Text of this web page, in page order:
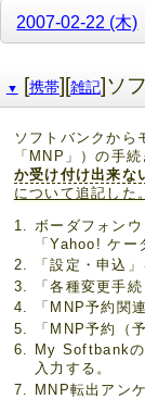
2007-02-22 (木)
▼ [携帯][雑記]ソ
ソフトバンクから
「MNP」）の手
か受け付け出来な
について追記した。
ボーダフォン
「Yahoo! ケー
「設定・申込
「各種変更手
「MNP予約関
「MNP予約（
My Softbankの
入力する。
MNP転出アン